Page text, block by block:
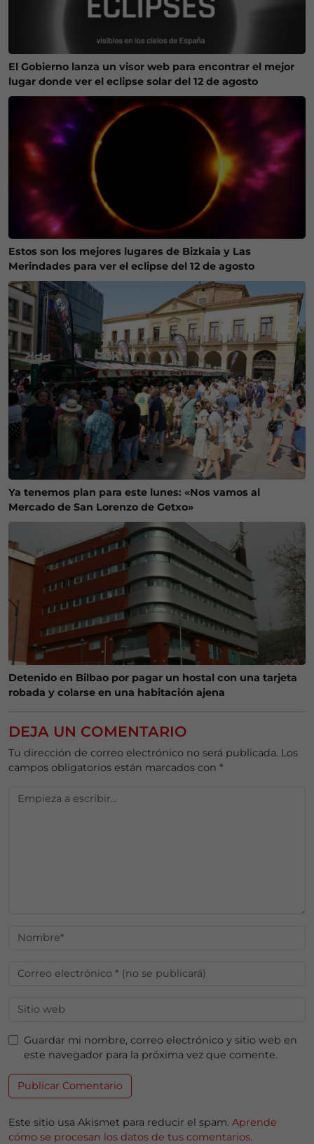
El Gobierno lanza un visor web para encontrar el mejor
lugar donde ver el eclipse solar del 12 de agosto
Estos son los mejores lugares de Bizkaia y Las
Merindades para ver el eclipse del 12 de agosto
Ya tenemos plan para este lunes: «Nos vamos al
Mercado de San Lorenzo de Getxo»
Detenido en Bilbao por pagar un hostal con una tarjeta
robada y colarse en una habitación ajena
DEJA UN COMENTARIO
Tu dirección de correo electrónico no será publicada. Los
campos obligatorios están marcados con *
Guardar mi nombre, correo electrónico y sitio web en
este navegador para la próxima vez que comente.
Este sitio usa Akismet para reducir el spam. Aprende
cómo se procesan los datos de tus comentarios.